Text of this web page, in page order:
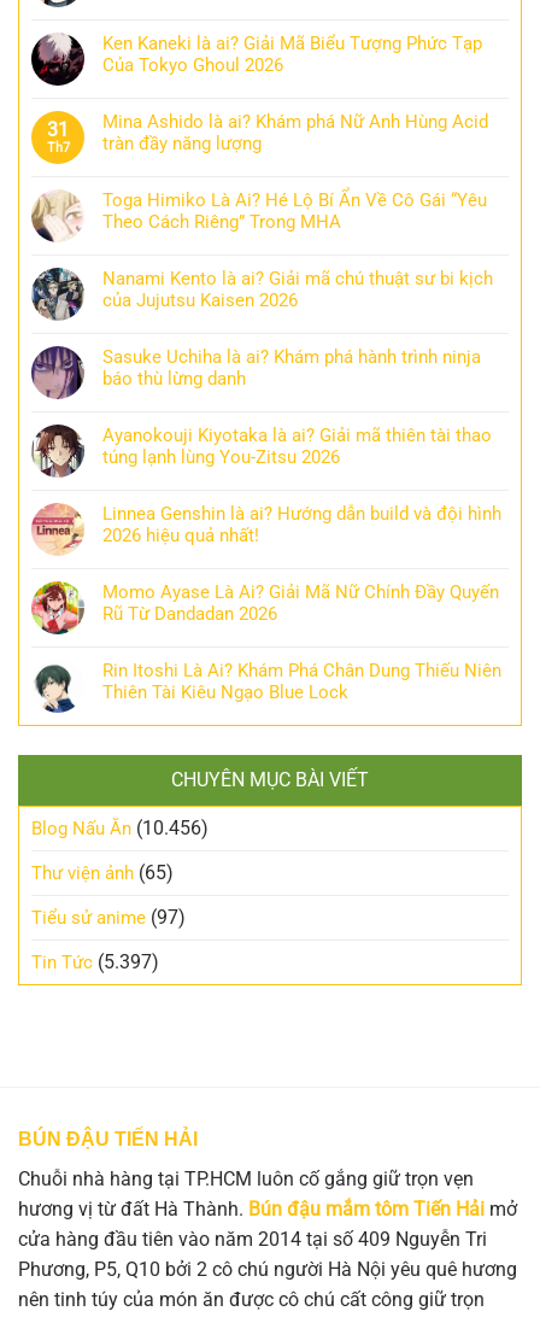
Ken Kaneki là ai? Giải Mã Biểu Tượng Phức Tạp
Của Tokyo Ghoul 2026
31
Th7
Mina Ashido là ai? Khám phá Nữ Anh Hùng Acid
tràn đầy năng lượng
Toga Himiko Là Ai? Hé Lộ Bí Ẩn Về Cô Gái “Yêu
Theo Cách Riêng” Trong MHA
Nanami Kento là ai? Giải mã chú thuật sư bi kịch
của Jujutsu Kaisen 2026
Sasuke Uchiha là ai? Khám phá hành trình ninja
báo thù lừng danh
Ayanokouji Kiyotaka là ai? Giải mã thiên tài thao
túng lạnh lùng You-Zitsu 2026
Linnea Genshin là ai? Hướng dẫn build và đội hình
2026 hiệu quả nhất!
Momo Ayase Là Ai? Giải Mã Nữ Chính Đầy Quyến
Rũ Từ Dandadan 2026
Rin Itoshi Là Ai? Khám Phá Chân Dung Thiếu Niên
Thiên Tài Kiêu Ngạo Blue Lock
CHUYÊN MỤC BÀI VIẾT
Blog Nấu Ăn (10.456)
Thư viện ảnh (65)
Tiểu sử anime (97)
Tin Tức (5.397)
BÚN ĐẬU TIẾN HẢI
Chuỗi nhà hàng tại TP.HCM luôn cố gắng giữ trọn vẹn
hương vị từ đất Hà Thành. Bún đậu mắm tôm Tiến Hải mở
cửa hàng đầu tiên vào năm 2014 tại số 409 Nguyễn Tri
Phương, P5, Q10 bởi 2 cô chú người Hà Nội yêu quê hương
nên tinh túy của món ăn được cô chú cất công giữ trọn